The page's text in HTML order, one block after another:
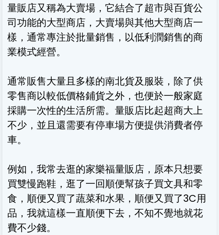
量販店又稱為大賣場，它結合了超市與百貨公
司功能的大型商店，大賣場與其他大型商店一
樣，通常專注於批量銷售，以低利潤銷售的商
業模式經營。
通常販售大量且多樣的南北貨及服裝，除了供
零售商以較低價格鋪貨之外，也便於一般家庭
採購一次性的生活所需。量販店比起超商大上
不少，並且還需要有停車場方便提供消費者停
車。
例如，我常去逛的家樂福量販店，原本只想要
買雙慢跑鞋，逛了一回順便幫孩子買文具和零
食，順便又買了蔬菜和水果，順便又買了3C用
品，我就這樣一直順便下去，不知不覺地就花
費不少錢。